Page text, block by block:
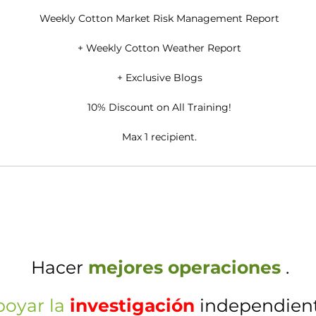
Weekly Cotton Market Risk Management Report
+ Weekly Cotton Weather Report
+ Exclusive Blogs
10% Discount on All Training!
Max 1 recipient.
Hacer mejores operaciones .
la investigación